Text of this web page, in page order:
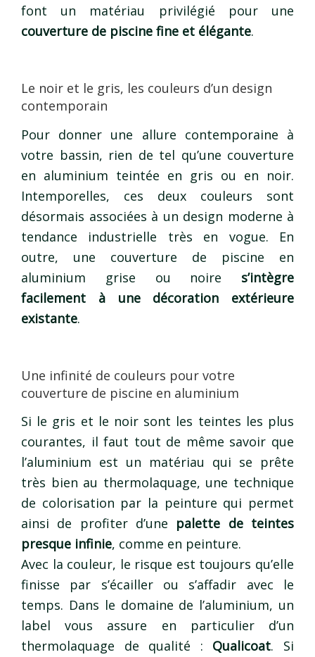
font un matériau privilégié pour une
couverture de piscine fine et élégante.
Le noir et le gris, les couleurs d’un design
contemporain
Pour donner une allure contemporaine à
votre bassin, rien de tel qu’une couverture
en aluminium teintée en gris ou en noir.
Intemporelles, ces deux couleurs sont
désormais associées à un design moderne à
tendance industrielle très en vogue. En
outre, une couverture de piscine en
aluminium grise ou noire s’intègre
facilement à une décoration extérieure
existante.
Une infinité de couleurs pour votre
couverture de piscine en aluminium
Si le gris et le noir sont les teintes les plus
courantes, il faut tout de même savoir que
l’aluminium est un matériau qui se prête
très bien au thermolaquage, une technique
de colorisation par la peinture qui permet
ainsi de profiter d’une palette de teintes
presque infinie, comme en peinture.
Avec la couleur, le risque est toujours qu’elle
finisse par s’écailler ou s’affadir avec le
temps. Dans le domaine de l’aluminium, un
label vous assure en particulier d’un
thermolaquage de qualité : Qualicoat. Si